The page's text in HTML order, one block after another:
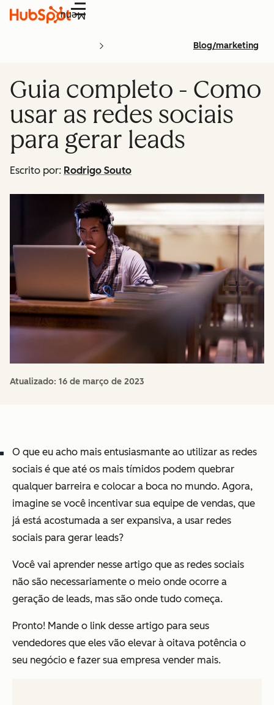
Menu
Blog/marketing
Guia completo - Como
usar as redes sociais
para gerar leads
Escrito por: Rodrigo Souto
Atualizado: 16 de março de 2023
O que eu acho mais entusiasmante ao utilizar as redes
sociais é que até os mais tímidos podem quebrar
qualquer barreira e colocar a boca no mundo. Agora,
imagine se você incentivar sua equipe de vendas, que
já está acostumada a ser expansiva, a usar redes
sociais para gerar leads?
Você vai aprender nesse artigo que as redes sociais
não são necessariamente o meio onde ocorre a
geração de leads, mas são onde tudo começa.
Pronto! Mande o link desse artigo para seus
vendedores que eles vão elevar à oitava potência o
seu negócio e fazer sua empresa vender mais.